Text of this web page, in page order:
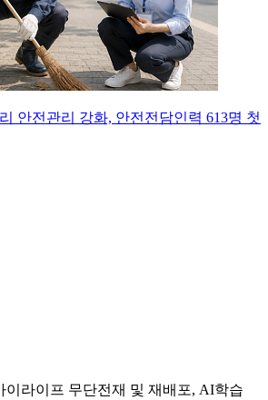
안전관리 강화, 안전전담인력 613명 첫
라이프 무단전재 및 재배포, AI학습